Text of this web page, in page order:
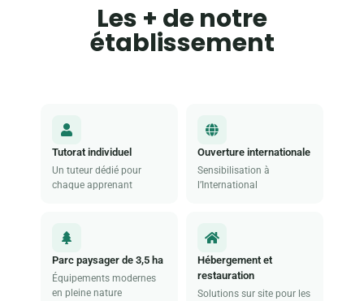
Les + de notre
établissement
Tutorat individuel
Un tuteur dédié pour
chaque apprenant
Ouverture internationale
Sensibilisation à
l’International
Parc paysager de 3,5 ha
Équipements modernes
en pleine nature
Hébergement et
restauration
Solutions sur site pour les